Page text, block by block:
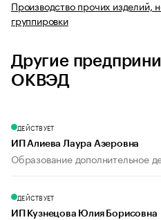
Производство прочих изделий,
группировки
Другие
ОКВЭД
ДЕЙСТВУЕТ
ИП Алиева Лаура Азеровна
Образование дополнительное
ДЕЙСТВУЕТ
ИП Кузнецова Юлия Борисовна